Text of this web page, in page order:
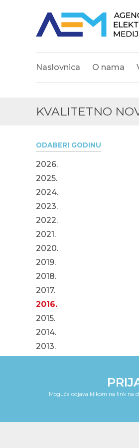
Naslovnica O nama
KVALITETNO
ODABERI GODINU
2026.
2025.
2024.
2023.
2022.
2021.
2020.
2019.
2018.
2017.
2016.
2015.
2014.
2013.
Moguća odjava klikom na link na